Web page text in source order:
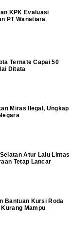
KPK Evaluasi
PT Wanatiara
Ternate Capai 50
Ditata
Miras Ilegal, Ungkap
Atur Lalu Lintas
Tetap Lancar
Bantuan Kursi Roda
Mampu